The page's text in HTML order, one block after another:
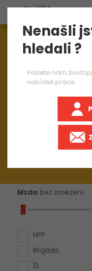
Aktuálně1545
Mzda bez omezení
HPP
Brigáda
ŽL
Nenašli
hledali ?
Pošlete nám
nabídek práce